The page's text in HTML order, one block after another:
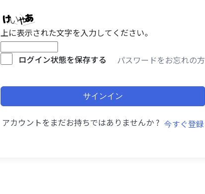
上に表示された文字を入力してください。
ログイン状態を保存する パスワードをお忘れの方
サインイン
アカウントをまだお持ちではありませんか ? 今すぐ登録